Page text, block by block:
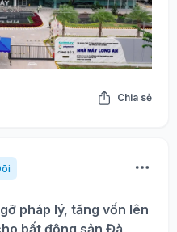
Chia sẻ
pháp lý, tăng vốn lên
bất động sản Đà